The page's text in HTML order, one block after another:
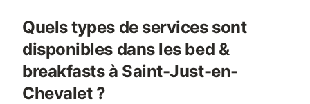
Quels types de services sont
disponibles dans les bed &
breakfasts à Saint-Just-en-
Chevalet ?